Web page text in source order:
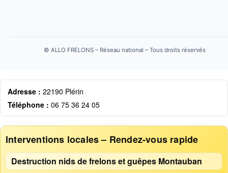
© ALLO FRELONS – Réseau national – Tous droits réservés
Adresse : 22190 Plérin
Téléphone : 06 75 36 24 05
Interventions locales – Rendez-vous rapide
Destruction nids de frelons et guêpes Montauban